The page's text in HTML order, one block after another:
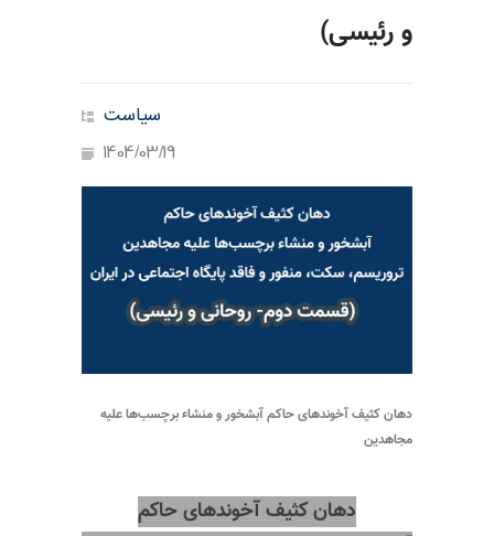
و رئیسی)
سیاست
1404/03/19
دهان کثیف آخوندهای حاکم آبشخور و منشاء برچسب‌ها علیه
مجاهدین
دهان کثیف آخوندهای حاکم